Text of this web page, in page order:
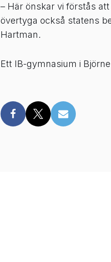
– Här önskar vi förstås
övertyga också statens
Hartman.
Ett IB-gymnasium i